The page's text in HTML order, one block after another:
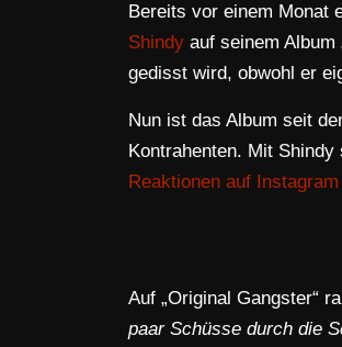
Bereits vor einem Monat
Shindy auf seinem
gedisst wird, obwohl er
Nun ist das Album seit
Kontrahenten. Mit
Reaktionen auf
Auf „Original Gangster“
paar Schüsse durch die